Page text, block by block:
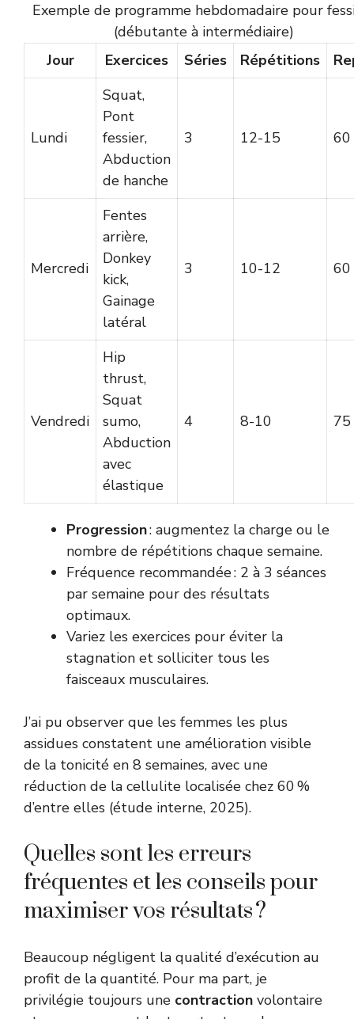
Exemple de programme hebdomadaire pour
(débutante à intermédiaire)
Jour
Exercices Séries Répétitions
Lundi
Squat,
Pont
fessier,
Abduction
de hanche
3 12-15 60
Mercredi
Fentes
arrière,
Donkey
kick,
Gainage
latéral
3 10-12 60
Vendredi
Hip
thrust,
Squat
sumo,
Abduction
avec
élastique
4 8-10 75
Progression: augmentez la charge ou le
nombre de répétitions chaque semaine.
Fréquence recommandée : 2 à 3 séances
par semaine pour des résultats
optimaux.
Variez les exercices pour éviter la
stagnation et solliciter tous les
faisceaux musculaires.
J’ai pu observer que les femmes les plus
assidues constatent une amélioration visible
de la tonicité en 8 semaines, avec une
réduction de la cellulite localisée chez 60 %
d’entre elles (étude interne, 2025).
Quelles sont les erreurs
fréquentes et les conseils pour
maximiser vos résultats ?
Beaucoup négligent la qualité d’exécution au
profit de la quantité. Pour ma part, je
privilégie toujours une contraction volontaire